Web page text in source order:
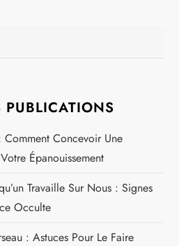
PUBLICATIONS
Concevoir Une
Épanouissement
Travaille Sur Nous : Signes
Occulte
: Astuces Pour Le Faire